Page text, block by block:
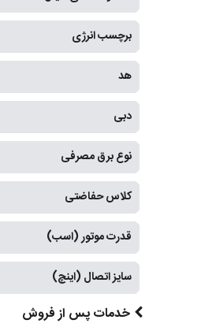
برچسب انرژی
هد
دبی
نوع برق مصرفی
کلاس حفاضتی
قدرت موتور (اسب)
سایز اتصال (اینچ)
خدمات پس از فروش